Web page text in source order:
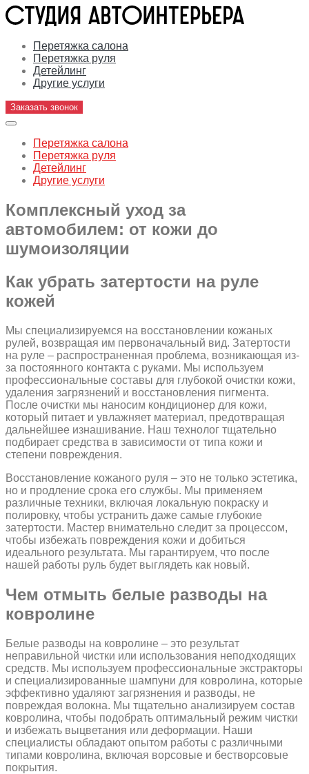
Перетяжка салона
Перетяжка руля
Детейлинг
Другие услуги
Заказать звонок
Перетяжка салона
Перетяжка руля
Детейлинг
Другие услуги
Комплексный уход за
автомобилем: от кожи до
шумоизоляции
Как убрать затертости на руле
кожей
Мы специализируемся на восстановлении кожаных
рулей, возвращая им первоначальный вид. Затертости
на руле – распространенная проблема, возникающая из-
за постоянного контакта с руками. Мы используем
профессиональные составы для глубокой очистки кожи,
удаления загрязнений и восстановления пигмента.
После очистки мы наносим кондиционер для кожи,
который питает и увлажняет материал, предотвращая
дальнейшее изнашивание. Наш технолог тщательно
подбирает средства в зависимости от типа кожи и
степени повреждения.
Восстановление кожаного руля – это не только эстетика,
но и продление срока его службы. Мы применяем
различные техники, включая локальную покраску и
полировку, чтобы устранить даже самые глубокие
затертости. Мастер внимательно следит за процессом,
чтобы избежать повреждения кожи и добиться
идеального результата. Мы гарантируем, что после
нашей работы руль будет выглядеть как новый.
Чем отмыть белые разводы на
ковролине
Белые разводы на ковролине – это результат
неправильной чистки или использования неподходящих
средств. Мы используем профессиональные экстракторы
и специализированные шампуни для ковролина, которые
эффективно удаляют загрязнения и разводы, не
повреждая волокна. Мы тщательно анализируем состав
ковролина, чтобы подобрать оптимальный режим чистки
и избежать выцветания или деформации. Наши
специалисты обладают опытом работы с различными
типами ковролина, включая ворсовые и бестворсовые
покрытия.